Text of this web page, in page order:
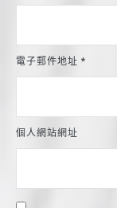
電子郵件地址 *
個人網站網址